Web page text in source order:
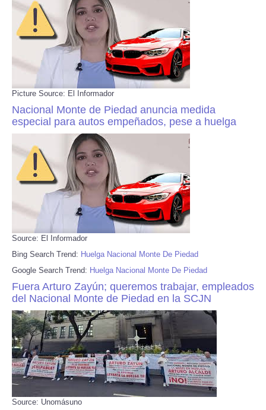
Picture Source: El Informador
Nacional Monte de Piedad anuncia medida
especial para autos empeñados, pese a huelga
Source: El Informador
Bing Search Trend: Huelga Nacional Monte De Piedad
Google Search Trend: Huelga Nacional Monte De Piedad
Fuera Arturo Zayún; queremos trabajar, empleados
del Nacional Monte de Piedad en la SCJN
Source: Unomásuno